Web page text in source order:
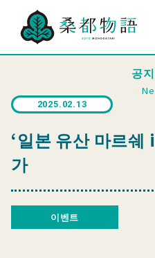
공
2025.02.13
‘일본 유산 마르쉐
가
이벤트